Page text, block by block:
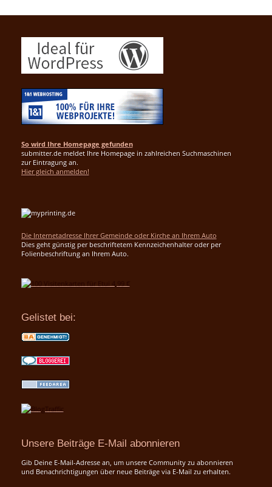
So wird Ihre Homepage gefunden
submitter.de meldet Ihre Homepage in zahlreichen Suchmaschinen
zur Eintragung an.
Hier gleich anmelden!
Die Internetadresse Ihrer Gemeinde oder Kirche an Ihrem Auto
Dies geht günstig per beschriftetem Kennzeichenhalter oder per
Folienbeschriftung an Ihrem Auto.
Gelistet bei:
Unsere Beiträge E-Mail abonnieren
Gib Deine E-Mail-Adresse an, um unsere Community zu abonnieren
und Benachrichtigungen über neue Beiträge via E-Mail zu erhalten.